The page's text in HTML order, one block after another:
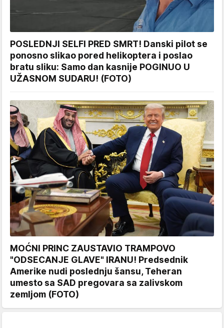
POSLEDNJI SELFI PRED SMRT! Danski pilot se
ponosno slikao pored helikoptera i poslao
bratu sliku: Samo dan kasnije POGINUO U
UŽASNOM SUDARU! (FOTO)
MOĆNI PRINC ZAUSTAVIO TRAMPOVO
"ODSECANJE GLAVE" IRANU! Predsednik
Amerike nudi poslednju šansu, Teheran
umesto sa SAD pregovara sa zalivskom
zemljom (FOTO)